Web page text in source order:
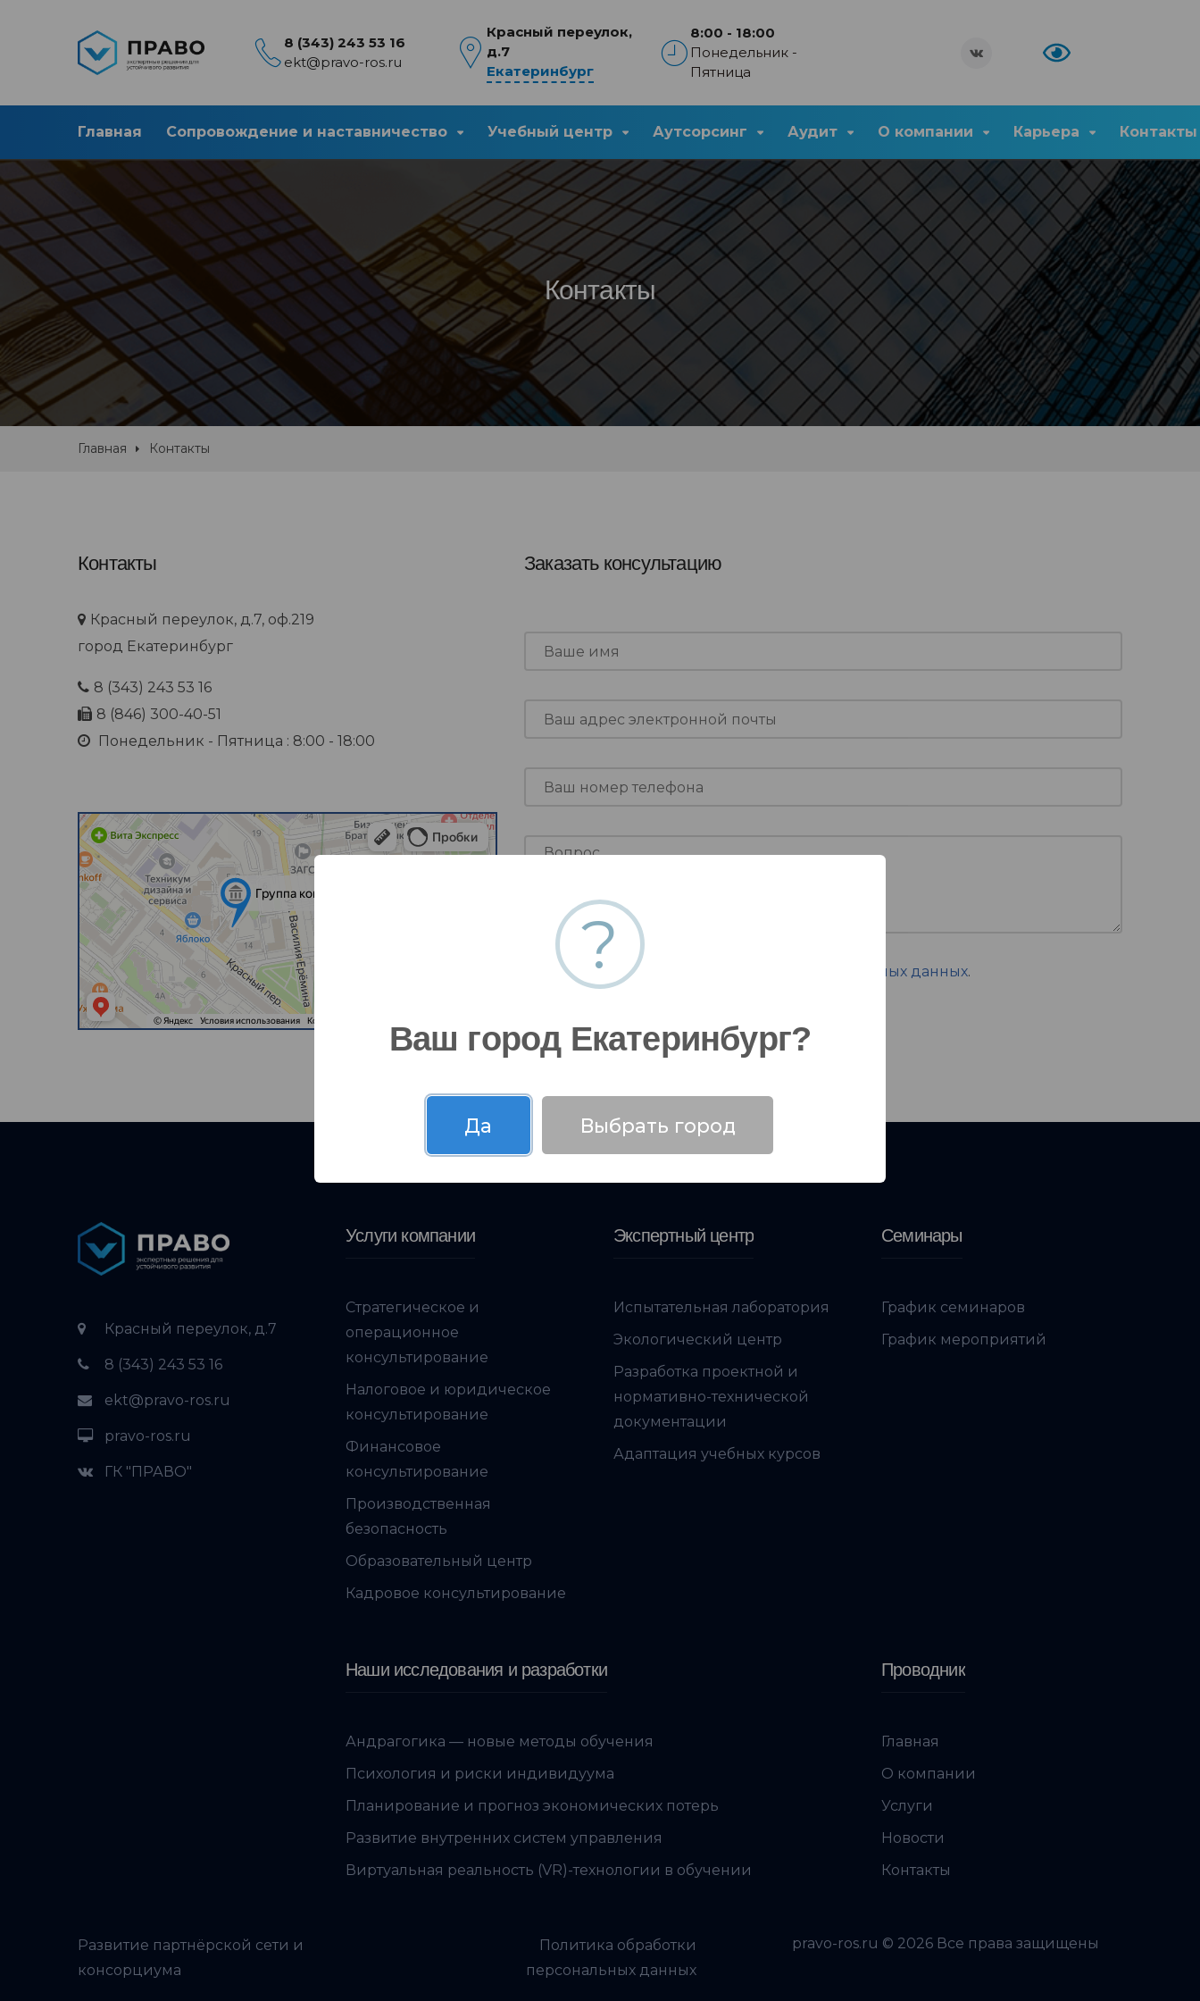
8 (343) 243 53 16
ekt@pravo-ros.ru
Красный переулок,
д.7
Екатеринбург
8:00 - 18:00
Понедельник -
Пятница
Главная Сопровождение и наставничество Учебный центр Аутсорсинг Аудит О компании Карьера Контакты
Контакты
Главная Контакты
Контакты
Красный переулок, д.7, оф.219
город Екатеринбург
8 (343) 243 53 16
8 (846) 300-40-51
Понедельник - Пятница : 8:00 - 18:00
Заказать консультацию
Я даю согласие на обработку моих персональных данных.
Красный переулок, д.7
8 (343) 243 53 16
ekt@pravo-ros.ru
pravo-ros.ru
ГК "ПРАВО"
Услуги компании
Стратегическое и
операционное
консультирование
Налоговое и юридическое
консультирование
Финансовое
консультирование
Производственная
безопасность
Образовательный центр
Кадровое консультирование
Экспертный центр
Испытательная лаборатория
Экологический центр
Разработка проектной и
нормативно-технической
документации
Адаптация учебных курсов
Семинары
График семинаров
График мероприятий
Наши исследования и разработки
Андрагогика — новые методы обучения
Психология и риски индивидуума
Планирование и прогноз экономических потерь
Развитие внутренних систем управления
Виртуальная реальность (VR)-технологии в обучении
Проводник
Главная
О компании
Услуги
Новости
Контакты
Развитие партнёрской сети и
консорциума
Политика обработки
персональных данных
pravo-ros.ru © 2026 Все права защищены
?
Ваш город Екатеринбург?
Да Выбрать город